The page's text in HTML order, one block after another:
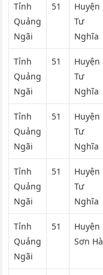
Tỉnh
Quảng
Ngãi
51
Huyện
Tư
Nghĩa
Tỉnh
Quảng
Ngãi
51
Huyện
Tư
Nghĩa
Tỉnh
Quảng
Ngãi
51
Huyện
Tư
Nghĩa
Tỉnh
Quảng
Ngãi
51
Huyện
Tư
Nghĩa
Tỉnh
Quảng
Ngãi
51
Huyện
Sơn Hà